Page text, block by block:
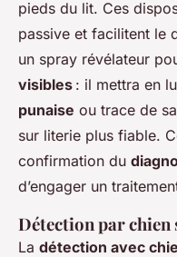
pieds du lit. Ces
passive et facilitent le
un spray révélateur
visibles : il mettra en
punaise ou trace de
sur literie plus fiable.
confirmation du
d’engager un
Détection par chien
La détection avec